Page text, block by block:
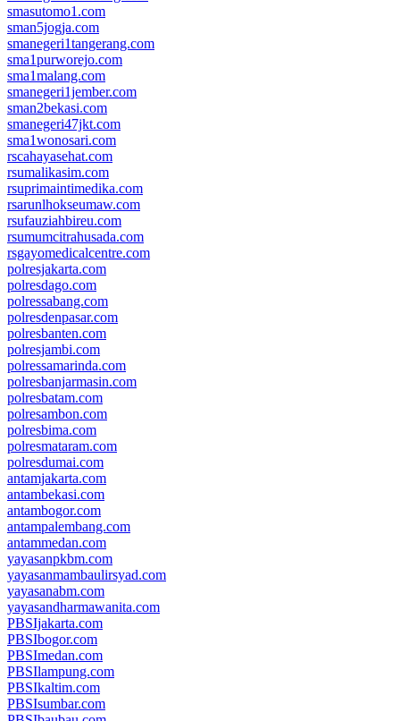
smasutomo1.com
sman5jogja.com
smanegeri1tangerang.com
sma1purworejo.com
sma1malang.com
smanegeri1jember.com
sman2bekasi.com
smanegeri47jkt.com
sma1wonosari.com
rscahayasehat.com
rsumalikasim.com
rsuprimaintimedika.com
rsarunlhokseumaw.com
rsufauziahbireu.com
rsumumcitrahusada.com
rsgayomedicalcentre.com
polresjakarta.com
polresdago.com
polressabang.com
polresdenpasar.com
polresbanten.com
polresjambi.com
polressamarinda.com
polresbanjarmasin.com
polresbatam.com
polresambon.com
polresbima.com
polresmataram.com
polresdumai.com
antamjakarta.com
antambekasi.com
antambogor.com
antampalembang.com
antammedan.com
yayasanpkbm.com
yayasanmambaulirsyad.com
yayasanabm.com
yayasandharmawanita.com
PBSIjakarta.com
PBSIbogor.com
PBSImedan.com
PBSIlampung.com
PBSIkaltim.com
PBSIsumbar.com